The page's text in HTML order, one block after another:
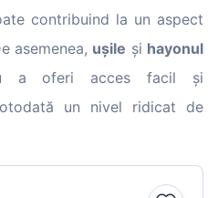
contribuind la un aspect
asemenea, ușile și hayonul
a oferi acces facil și
un nivel ridicat de